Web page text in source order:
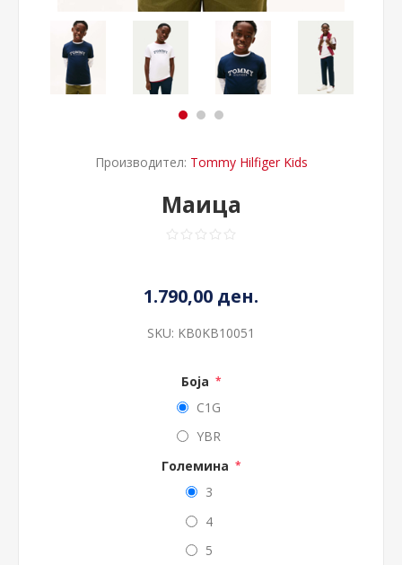
Производител: Tommy Hilfiger Kids
Маица
1.790,00 ден.
SKU: KB0KB10051
Боја *
C1G
YBR
Големина *
3
4
5